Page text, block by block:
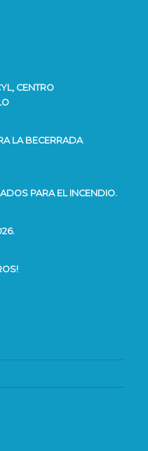
CENTRO
LA BECERRADA
PARA EL INCENDIO.